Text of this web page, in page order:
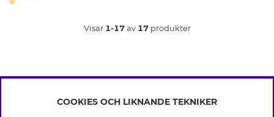
Visar 1-17av 17produkter
INFO
COOKIES OCH LIKNANDE TEKNIKER